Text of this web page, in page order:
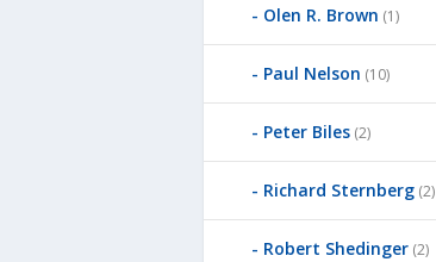
Olen R. Brown (1)
Paul Nelson (10)
Peter Biles (2)
Richard Sternberg (2)
Robert Shedinger (2)